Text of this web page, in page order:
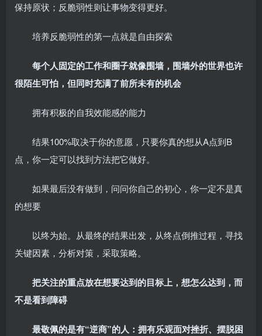
保持原状；反脆弱性则让事物变得更好。
培养反脆弱性的第一点就是自由探索
每个人固定的工作和圈子就像围墙，围墙外的世界也许
很陌生可怕，但同时充满了前所未有的机会
拥有积极的自我效能感的能力
结果100%取决于你的意愿，只要你真的想从A点到B
点，你一定可以找到方法把它做好。
如果最后没有做到，问问你自己的初心，你一定不是真
的想要
以终为始。从最终的结果出发，从终点倒推过程，寻找
关键因素，分析对策，采取策略。
把关注的重点放在想要达到的目标上，想怎么达到，而
不是看到障碍
最敬佩的是有“逆商”的人：拥有乐观面对挫折、摆脱困